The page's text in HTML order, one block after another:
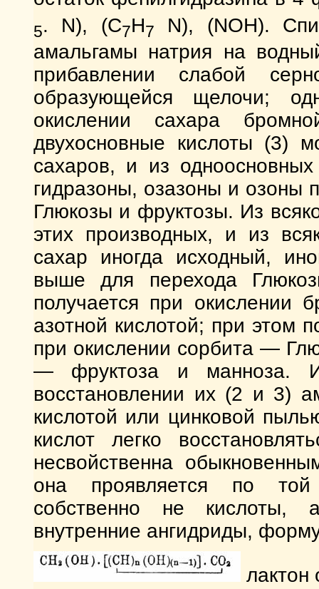
5. N), (C7H7
N), (NOH).
амальгамы натрия на
прибавлении слабой
образующейся щелочи;
окислении сахара
двухосновные кислоты (3)
сахаров, и из одноосновных
гидразоны, озазоны и озоны
Глюкозы и фруктозы. Из
этих производных, и из
сахар иногда исходный,
выше для перехода
получается при окислении
азотной кислотой; при этом
при окислении сорбита —
— фруктоза и манноза.
восстановлении их (2 и 3)
кислотой или цинковой
кислот легко
несвойственна
она проявляется по той
собственно не
внутренние ангидриды,
лактон